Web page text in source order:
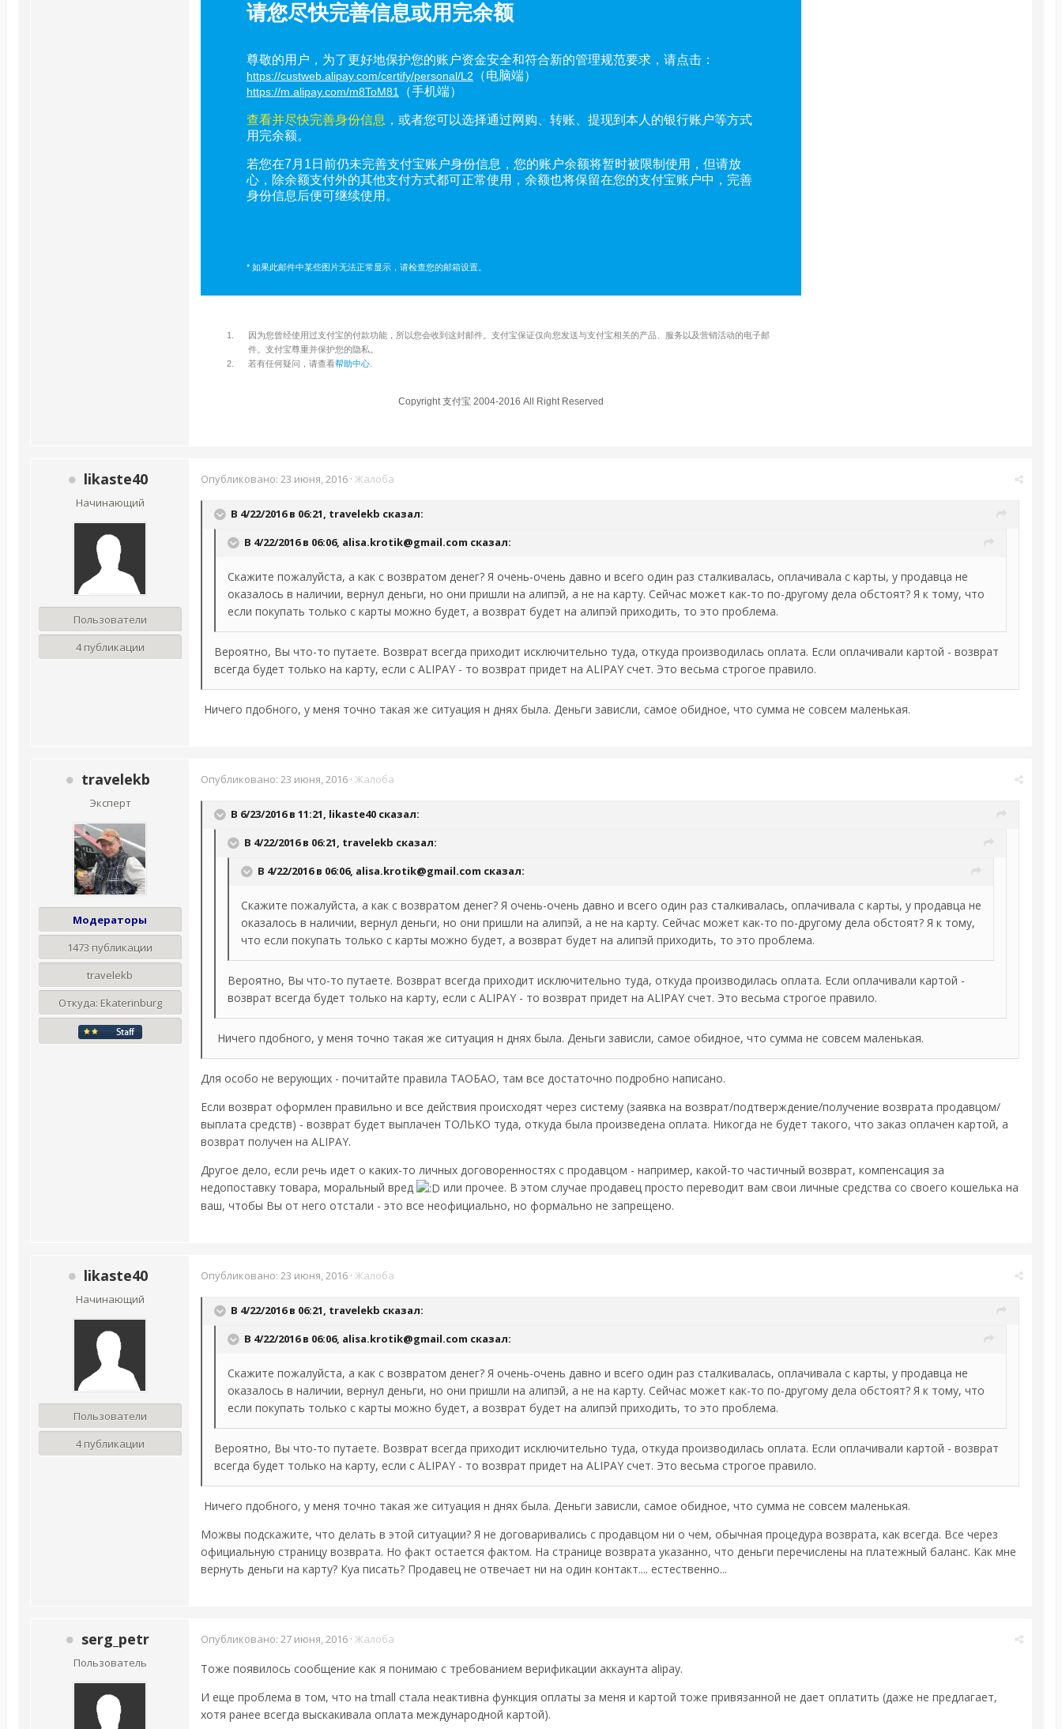
请您尽快完善信息或用完余额
尊敬的用户，为了更好地保护您的账户资金安全和符合新的管理规范要求，请点击：
https://custweb.alipay.com/certify/personal/L2 （电脑端）
https://m.alipay.com/m8ToM81 （手机端）
查看并尽快完善身份信息 ，或者您可以选择通过网购、转账、提现到本人的银行账户等方式
用完余额。
若您在7月1日前仍未完善支付宝账户身份信息，您的账户余额将暂时被限制使用，但请放
心，除余额支付外的其他支付方式都可正常使用，余额也将保留在您的支付宝账户中，完善
身份信息后便可继续使用。
* 如果此邮件中某些图片无法正常显示，请检查您的邮箱设置。
因为您曾经使用过支付宝的付款功能，所以您会收到这封邮件。支付宝保证仅向您发送与支付宝相关的产品、服务以及营销活动的电子邮
件。支付宝尊重并保护您的隐私。
若有任何疑问，请查看帮助中心
Copyright 支付宝 2004-2016 All Right Reserved
likaste40
Начинающий
Пользователи
4 публикации
Опубликовано: 23 июня, 2016 · Жалоба
В 4/22/2016 в 06:21, travelekb сказал:
В 4/22/2016 в 06:06, alisa.krotik@gmail.com сказал:
Скажите пожалуйста, а как с возвратом денег? Я очень-очень давно и всего один раз сталкивалась, оплачивала с карты, у продавца не
оказалось в наличии, вернул деньги, но они пришли на алипэй, а не на карту. Сейчас может как-то по-другому дела обстоят? Я к тому, что
если покупать только с карты можно будет, а возврат будет на алипэй приходить, то это проблема.
Вероятно, Вы что-то путаете. Возврат всегда приходит исключительно туда, откуда производилась оплата. Если оплачивали картой - возврат
всегда будет только на карту, если с ALIPAY - то возврат придет на ALIPAY счет. Это весьма строгое правило.
Ничего пдобного, у меня точно такая же ситуация н днях была. Деньги зависли, самое обидное, что сумма не совсем маленькая.
travelekb
Эксперт
Модераторы
1473 публикации
travelekb
Откуда: Ekaterinburg
Опубликовано: 23 июня, 2016 · Жалоба
В 6/23/2016 в 11:21, likaste40 сказал:
В 4/22/2016 в 06:21, travelekb сказал:
В 4/22/2016 в 06:06, alisa.krotik@gmail.com сказал:
Скажите пожалуйста, а как с возвратом денег? Я очень-очень давно и всего один раз сталкивалась, оплачивала с карты, у продавца не
оказалось в наличии, вернул деньги, но они пришли на алипэй, а не на карту. Сейчас может как-то по-другому дела обстоят? Я к тому,
что если покупать только с карты можно будет, а возврат будет на алипэй приходить, то это проблема.
Вероятно, Вы что-то путаете. Возврат всегда приходит исключительно туда, откуда производилась оплата. Если оплачивали картой -
возврат всегда будет только на карту, если с ALIPAY - то возврат придет на ALIPAY счет. Это весьма строгое правило.
Ничего пдобного, у меня точно такая же ситуация н днях была. Деньги зависли, самое обидное, что сумма не совсем маленькая.
Для особо не верующих - почитайте правила ТАОБАО, там все достаточно подробно написано.
Если возврат оформлен правильно и все действия происходят через систему (заявка на возврат/подтверждение/получение возврата продавцом/
выплата средств) - возврат будет выплачен ТОЛЬКО туда, откуда была произведена оплата. Никогда не будет такого, что заказ оплачен картой, а
возврат получен на ALIPAY.
Другое дело, если речь идет о каких-то личных договоренностях с продавцом - например, какой-то частичный возврат, компенсация за
недопоставку товара, моральный вред
или прочее. В этом случае продавец просто переводит вам свои личные средства со своего кошелька на
ваш, чтобы Вы от него отстали - это все неофициально, но формально не запрещено.
likaste40
Начинающий
Пользователи
4 публикации
Опубликовано: 23 июня, 2016 · Жалоба
В 4/22/2016 в 06:21, travelekb сказал:
В 4/22/2016 в 06:06, alisa.krotik@gmail.com сказал:
Скажите пожалуйста, а как с возвратом денег? Я очень-очень давно и всего один раз сталкивалась, оплачивала с карты, у продавца не
оказалось в наличии, вернул деньги, но они пришли на алипэй, а не на карту. Сейчас может как-то по-другому дела обстоят? Я к тому, что
если покупать только с карты можно будет, а возврат будет на алипэй приходить, то это проблема.
Вероятно, Вы что-то путаете. Возврат всегда приходит исключительно туда, откуда производилась оплата. Если оплачивали картой - возврат
всегда будет только на карту, если с ALIPAY - то возврат придет на ALIPAY счет. Это весьма строгое правило.
Ничего пдобного, у меня точно такая же ситуация н днях была. Деньги зависли, самое обидное, что сумма не совсем маленькая.
Можвы подскажите, что делать в этой ситуации? Я не договаривались с продавцом ни о чем, обычная процедура возврата, как всегда. Все через
официальную страницу возврата. Но факт остается фактом. На странице возврата указанно, что деньги перечислены на платежный баланс. Как мне
вернуть деньги на карту? Куа писать? Продавец не отвечает ни на один контакт.... естественно...
serg_petr
Пользователь
Опубликовано: 27 июня, 2016 · Жалоба
Тоже появилось сообщение как я понимаю с требованием верификации аккаунта alipay.
И еще проблема в том, что на tmall стала неактивна функция оплаты за меня и картой тоже привязанной не дает оплатить (даже не предлагает,
хотя ранее всегда выскакивала оплата международной картой).